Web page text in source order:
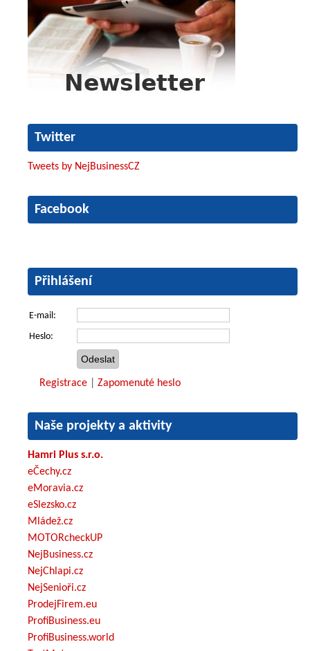
Twitter
Tweets by NejBusinessCZ
Facebook
Přihlášení
E-mail:
Heslo:
Registrace Zapomenuté heslo
Naše projekty a aktivity
Hamri Plus s.r.o.
eČechy.cz
eMoravia.cz
eSlezsko.cz
Mládež.cz
MOTORcheckUP
NejBusiness.cz
NejChlapi.cz
NejSenioři.cz
ProdejFirem.eu
ProfiBusiness.eu
ProfiBusiness.world